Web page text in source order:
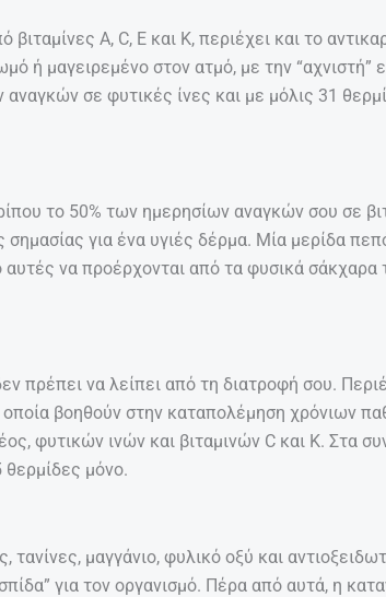
A, C, E και K, περιέχει και το
ή μαγειρεμένο στον ατμό, με την “αχνιστή”
σε φυτικές ίνες και με μόλις 31
το 50% των ημερησίων αναγκών σου σε
για ένα υγιές δέρμα. Μία μερίδα
αυτές να προέρχονται από τα φυσικά σάκχαρα
πρέπει να λείπει από τη διατροφή σου.
οποία βοηθούν στην καταπολέμηση χρόνιων
φυτικών ινών και βιταμινών C και Κ. Στα
θερμίδες μόνο.
τανίνες, μαγγάνιο, φυλικό οξύ και
για τον οργανισμό. Πέρα από αυτά, η